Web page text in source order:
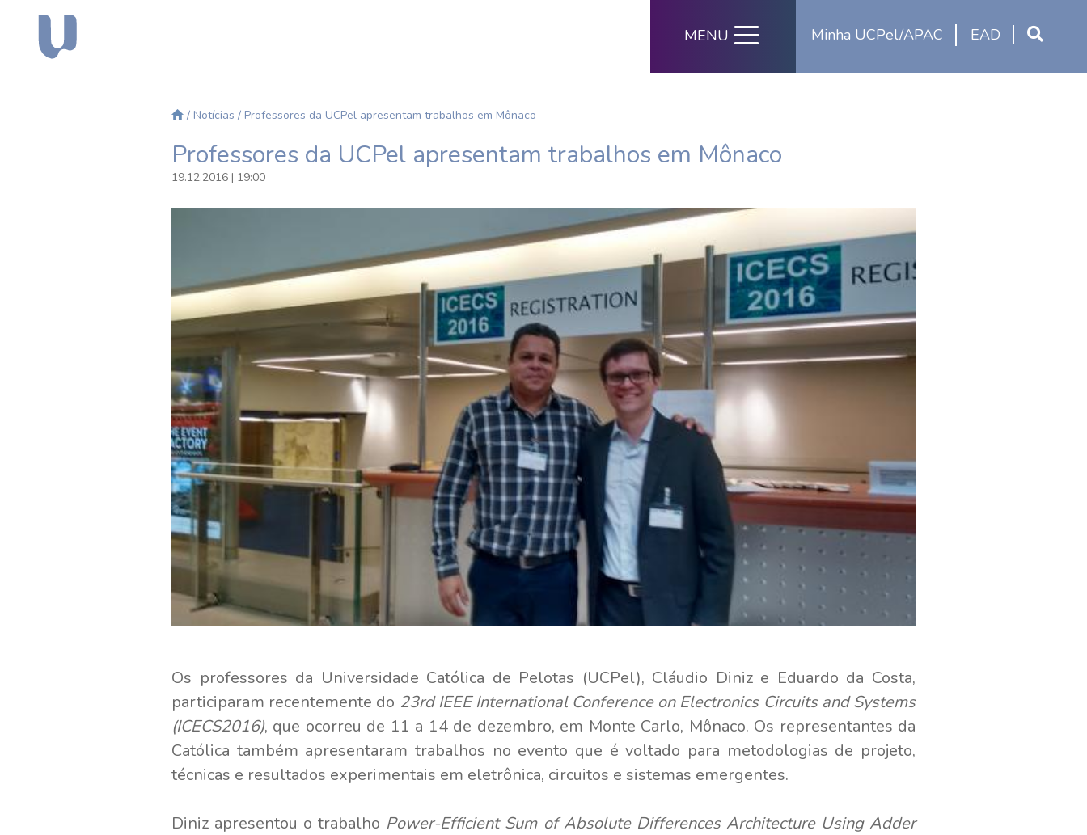
Minha UCPel/APAC EAD
MENU
/ Notícias / Professores da UCPel apresentam trabalhos em Mônaco
Professores da UCPel apresentam trabalhos em Mônaco
19.12.2016 | 19:00
Os professores da Universidade Católica de Pelotas (UCPel), Cláudio Diniz e Eduardo da Costa,
participaram recentemente do 23rd IEEE International Conference on Electronics Circuits and Systems
(ICECS2016), que ocorreu de 11 a 14 de dezembro, em Monte Carlo, Mônaco. Os representantes da
Católica também apresentaram trabalhos no evento que é voltado para metodologias de projeto,
técnicas e resultados experimentais em eletrônica, circuitos e sistemas emergentes.
Diniz apresentou o trabalho Power-Efficient Sum of Absolute Differences Architecture Using Adder